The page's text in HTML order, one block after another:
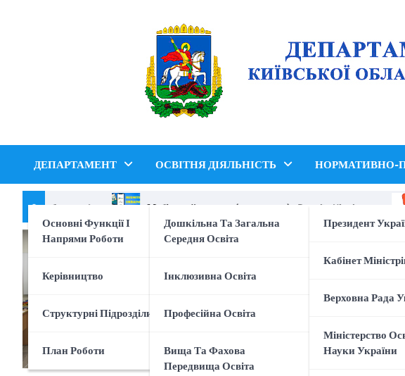
ДЕПАРТАМЕНТ
Основні Функції І
Напрями Роботи
Керівництво
Структурні Підрозділи
План Роботи
ОСВІТНЯ ДІЯЛЬНІСТЬ
Дошкільна Та Загальна
Середня Освіта
Інклюзивна Освіта
Професійна Освіта
Вища Та Фахова
Передвища Освіта
НОРМАТИВНО-
Президент
Кабінет
Верховна Рада
Міністерство
Науки України
кібер безпеки ! Мобільний додаток (застосунок) «Reunite Ukraine»